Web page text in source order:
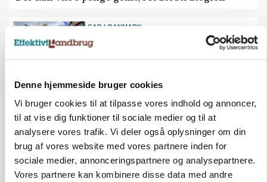
Denne hjemmeside bruger cookies
Vi bruger cookies til at tilpasse vores indhold og annoncer,
til at vise dig funktioner til sociale medier og til at
analysere vores trafik. Vi deler også oplysninger om din
brug af vores website med vores partnere inden for
sociale medier, annonceringspartnere og analysepartnere.
Vores partnere kan kombinere disse data med andre
CAP-I-DANMARK
Fjerkræbranchen: - Vi forlanger
ens konkurrence- og
produktionsvilkår
Det er en uskik at udlægge et
røgslør om økoproduktion
MEST LÆSTE SENESTE NYT
ULVE